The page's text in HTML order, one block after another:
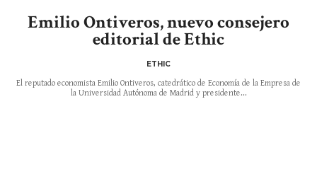
Emilio Ontiveros, nuevo consejero
editorial de Ethic
ETHIC
El reputado economista Emilio Ontiveros, catedrático de Economía de la Empresa de
la Universidad Autónoma de Madrid y presidente...